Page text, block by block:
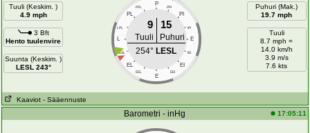
Tuuli (Keskim. )
4.9 mph
3 Bft
Hento tuulenvire
Suunta (Keskim. )
LESL 243°
P
PPL PPI
PL PI
LPL IPI
L E
LESL IEI
EL EI
EEL EEI
E
9 15
Tuuli
Puhuri
254° LESL
Puhuri (Mak.)
19.7 mph
Tuuli
8.7 mph =
14.0 km/h
3.9 m/s
7.6 kts
Kaaviot - Sääennuste
Barometri - inHg 17:05:11